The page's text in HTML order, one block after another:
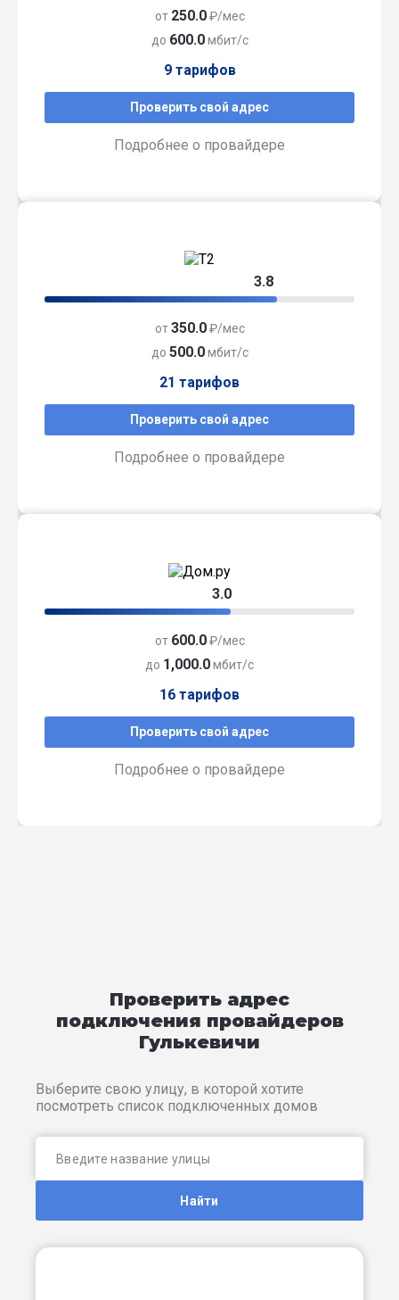
от 250.0₽/мес
до 600.0мбит/с
9 тарифов
Проверить свой адрес
Подробнее о провайдере
3.8
от350.0₽/мес
до 500.0мбит/с
21 тарифов
Проверить свой адрес
Подробнее о провайдере
3.0
от 600.0₽/мес
до 1,000.0мбит/с
16 тарифов
Проверить свой адрес
Подробнее о провайдере
Проверить адрес
подключения провайдеров
Гулькевичи
Выберите свою улицу, в которой хотите
посмотреть список подключенных домов
Найти